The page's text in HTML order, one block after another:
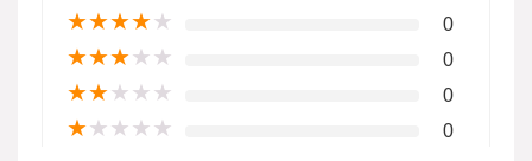
★★★★★ 0
★★★★★ 0
★★★★★ 0
★★★★★ 0